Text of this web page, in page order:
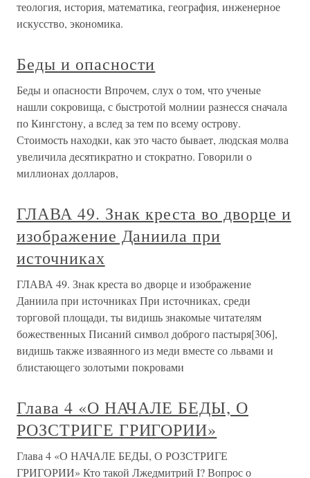
теология, история, математика, география, инженерное
искусство, экономика.
Беды и опасности
Беды и опасности Впрочем, слух о том, что ученые
нашли сокровища, с быстротой молнии разнесся сначала
по Кингстону, а вслед за тем по всему острову.
Стоимость находки, как это часто бывает, людская молва
увеличила десятикратно и стократно. Говорили о
миллионах долларов,
ГЛАВА 49. Знак креста во дворце и
изображение Даниила при
источниках
ГЛАВА 49. Знак креста во дворце и изображение
Даниила при источниках При источниках, среди
торговой площади, ты видишь знакомые читателям
божественных Писаний символ доброго пастыря[306],
видишь также изваянного из меди вместе со львами и
блистающего золотыми покровами
Глава 4 «О НАЧАЛЕ БЕДЫ, О
РОЗСТРИГЕ ГРИГОРИИ»
Глава 4 «О НАЧАЛЕ БЕДЫ, О РОЗСТРИГЕ
ГРИГОРИИ» Кто такой Лжедмитрий I? Вопрос о